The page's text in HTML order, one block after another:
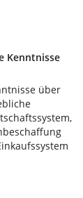
Kenntnisse
über